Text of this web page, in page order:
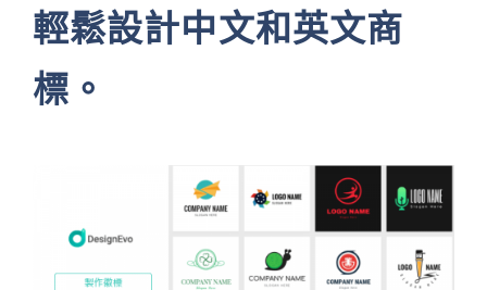
輕鬆設計中文和英文商
標。